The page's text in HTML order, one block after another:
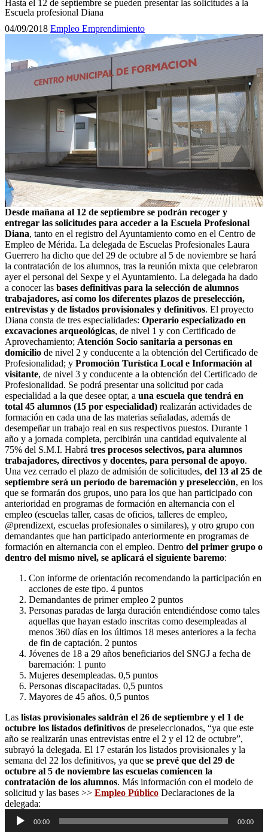
Hasta el 12 de septiembre se pueden presentar las solicitudes a la
Escuela profesional Diana
04/09/2018 Empleo Emprendimiento
Desde mañana al 12 de septiembre se podrán recoger y
entregar las solicitudes para acceder a la Escuela Profesional
Diana, tanto en el registro del Ayuntamiento como en el Centro de
Empleo de Mérida. La delegada de Escuelas Profesionales Laura
Guerrero ha dicho que del 29 de octubre al 5 de noviembre se hará
la contratación de los alumnos, tras la reunión mixta que celebraron
ayer el personal del Sexpe y el Ayuntamiento. La delegada ha dado
a conocer las bases definitivas para la selección de alumnos
trabajadores, así como los diferentes plazos de preselección,
entrevistas y de listados provisionales y definitivos. El proyecto
Diana consta de tres especialidades: Operario especializado en
excavaciones arqueológicas, de nivel 1 y con Certificado de
Aprovechamiento; Atención Socio sanitaria a personas en
domicilio de nivel 2 y conducente a la obtención del Certificado de
Profesionalidad; y Promoción Turística Local e Información al
visitante, de nivel 3 y conducente a la obtención del Certificado de
Profesionalidad. Se podrá presentar una solicitud por cada
especialidad a la que desee optar, a una escuela que tendrá en
total 45 alumnos (15 por especialidad) realizarán actividades de
formación en cada una de las materias señaladas, además de
desempeñar un trabajo real en sus respectivos puestos. Durante 1
año y a jornada completa, percibirán una cantidad equivalente al
75% del S.M.I. Habrá tres procesos selectivos, para alumnos
trabajadores, directivos y docentes, para personal de apoyo.
Una vez cerrado el plazo de admisión de solicitudes, del 13 al 25 de
septiembre será un período de baremación y preselección, en los
que se formarán dos grupos, uno para los que han participado con
anterioridad en programas de formación en alternancia con el
empleo (escuelas taller, casas de oficios, talleres de empleo,
@prendizext, escuelas profesionales o similares), y otro grupo con
demandantes que han participado anteriormente en programas de
formación en alternancia con el empleo. Dentro del primer grupo o
dentro del mismo nivel, se aplicará el siguiente baremo:
Con informe de orientación recomendando la participación en
acciones de este tipo. 4 puntos
Demandantes de primer empleo 2 puntos
Personas paradas de larga duración entendiéndose como tales
aquellas que hayan estado inscritas como desempleadas al
menos 360 días en los últimos 18 meses anteriores a la fecha
de fin de captación. 2 puntos
Jóvenes de 18 a 29 años beneficiarios del SNGJ a fecha de
baremación: 1 punto
Mujeres desempleadas. 0,5 puntos
Personas discapacitadas. 0,5 puntos
Mayores de 45 años. 0,5 puntos
Las listas provisionales saldrán el 26 de septiembre y el 1 de
octubre los listados definitivos de preseleccionados, “ya que este
año se realizarán unas entrevistas entre el 2 y el 12 de octubre”,
subrayó la delegada. El 17 estarán los listados provisionales y la
semana del 22 los definitivos, ya que se prevé que del 29 de
octubre al 5 de noviembre las escuelas comiencen la
contratación de los alumnos. Más información con el modelo de
solicitud y las bases >> Empleo Público Declaraciones de la
delegada:
audio
00:00 00:00